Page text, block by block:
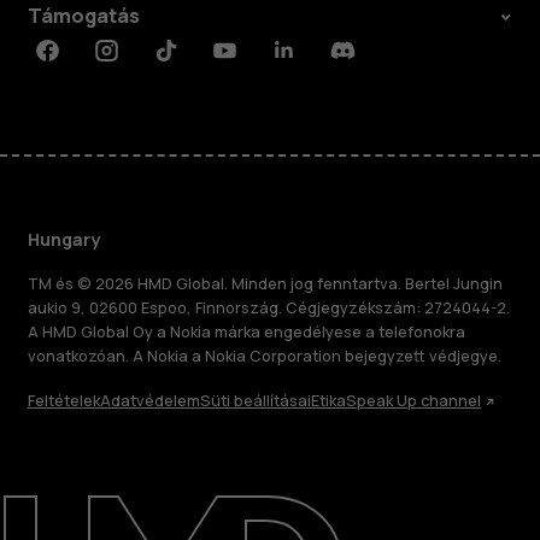
Rólunk
Javítás, újrafelhasználás, újrahasznosítás
Támogatás
FacebookInstagramTiktokYoutubeLinkedinDiscord
Hungary
TM és © 2026 HMD Global. Minden jog fenntartva. Bertel Jungin
aukio 9, 02600 Espoo, Finnország. Cégjegyzékszám: 2724044-2.
A HMD Global Oy a Nokia márka engedélyese a telefonokra
vonatkozóan. A Nokia a Nokia Corporation bejegyzett védjegye.
FeltételekAdatvédelemSüti beállításaiEtikaSpeak Up channel